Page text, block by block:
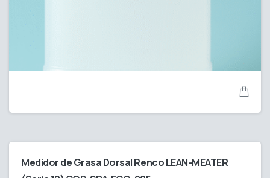
Medidor de Grasa Dorsal Renco LEAN-MEATER